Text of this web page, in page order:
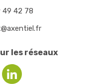
49 42 78
les réseaux